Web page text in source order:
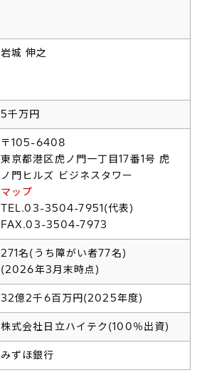
岩城 伸之
5千万円
〒105-6408
東京都港区虎ノ門一丁目17番1号 虎
ノ門ヒルズ ビジネスタワー
マップ
TEL.03-3504-7951(代表)
FAX.03-3504-7973
271名(うち障がい者77名)
(2026年3月末時点)
32億2千6百万円(2025年度)
株式会社日立ハイテク(100％出資)
みずほ銀行